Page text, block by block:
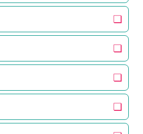
❏
❏
❏
❏